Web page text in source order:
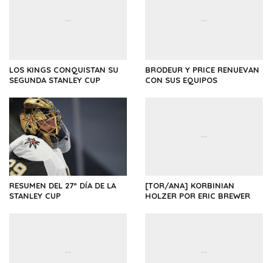
LOS KINGS CONQUISTAN SU
SEGUNDA STANLEY CUP
BRODEUR Y PRICE RENUEVAN
CON SUS EQUIPOS
RESUMEN DEL 27º DÍA DE LA
STANLEY CUP
[TOR/ANA] KORBINIAN
HOLZER POR ERIC BREWER